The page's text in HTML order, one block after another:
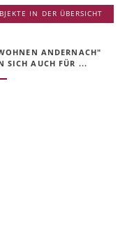
IN DER ÜBERSICHT
ANDERNACH"
SICH AUCH FÜR ...